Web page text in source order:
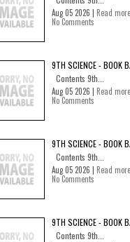
Aug 05 2026 | Read more
No Comments
9TH SCIENCE - BOOK
Contents 9th...
Aug 05 2026 | Read more
No Comments
9TH SCIENCE - BOOK
Contents 9th...
Aug 05 2026 | Read more
No Comments
9TH SCIENCE - BOOK
Contents 9th...